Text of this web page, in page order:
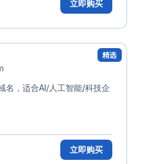
立即购买
精选
名，适合AI/人工智能/科技企
立即购买